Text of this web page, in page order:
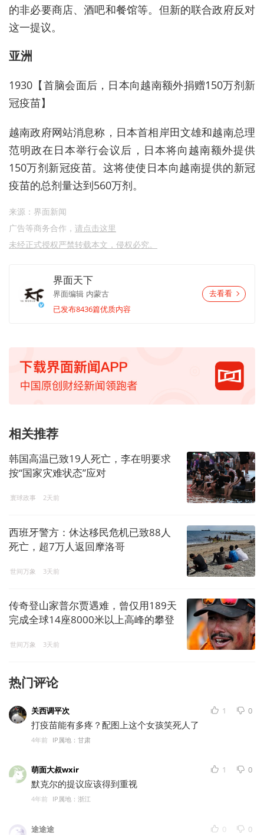
的非必要商店、酒吧和餐馆等。但新的联合政府反对
这一提议。
亚洲
1930【首脑会面后，日本向越南额外捐赠150万剂新
冠疫苗】
越南政府网站消息称，日本首相岸田文雄和越南总理
范明政在日本举行会议后，日本将向越南额外提供
150万剂新冠疫苗。这将使使日本向越南提供的新冠
疫苗的总剂量达到560万剂。
来源：界面新闻
广告等商务合作， 请点击这里
未经正式授权严禁转载本文，侵权必究。
界面天下
界面编辑 内蒙古
已发布8436篇优质内容
去看看
相关推荐
韩国高温已致19人死亡，李在明要求
按“国家灾难状态”应对
寰球政事 2天前
西班牙警方：休达移民危机已致88人
死亡，超7万人返回摩洛哥
世间万象 3天前
传奇登山家普尔贾遇难，曾仅用189天
完成全球14座8000米以上高峰的攀登
世间万象 3天前
热门评论
关西调平次 1 0
打疫苗能有多疼？配图上这个女孩笑死人了
4年前 IP属地：甘肃
萌面大叔wxir 1 0
默克尔的提议应该得到重视
4年前 IP属地：浙江
途途途 0 0